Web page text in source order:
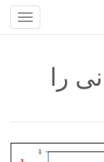
تغییر
را